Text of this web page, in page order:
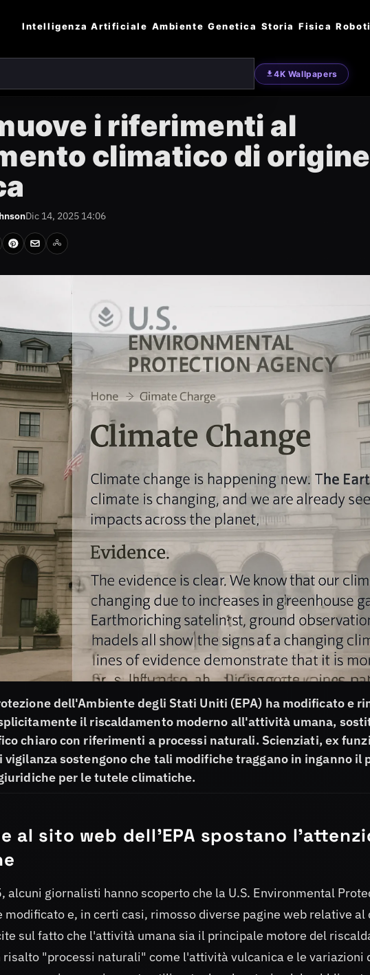
Intelligenza Artificiale Ambiente Genetica Storia Fisica
4K Wallpapers
i riferimenti al
climatico di origine
Dic 14, 2025 14:06
dell'Ambiente degli Stati Uniti (EPA) ha modificato e
il riscaldamento moderno all'attività umana,
chiaro con riferimenti a processi naturali. Scienziati, ex
vigilanza sostengono che tali modifiche traggano in inganno il
per le tutele climatiche.
al sito web dell'EPA spostano
giornalisti hanno scoperto che la U.S. Environmental
modificato e, in certi casi, rimosso diverse pagine web relative
sul fatto che l'attività umana sia il principale motore del
risalto "processi naturali" come l'attività vulcanica e le variazioni